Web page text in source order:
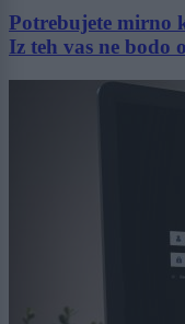
Potrebujete mirno
Iz teh vas ne bodo